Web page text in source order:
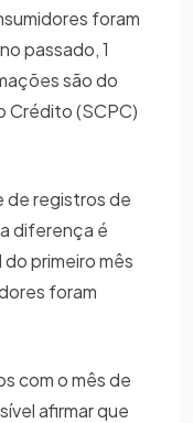
foram
passado, 1
são do
Crédito (SCPC)
de registros de
diferença é
primeiro mês
foram
com o mês de
afirmar que